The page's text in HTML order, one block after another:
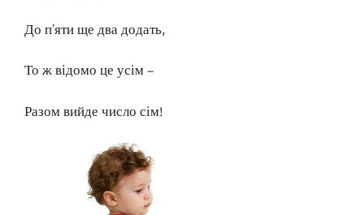
До п’яти ще два додать,
То ж відомо це усім –
Разом вийде число сім!